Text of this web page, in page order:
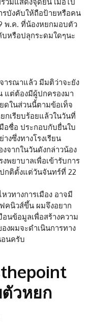
รบังคับให้ถือป้ายหรือคน
พ.ค. ที่น้องหยกมอบตัว
หรือปลุกระดมใดๆนะ
จารณาแล้ว มีมติว่าจะยัง
แต่ต้องมีผู้ปกครองมา
ดในส่วนนี้ตามข้อเท็จ
กเรียบร้อยแล้วในวันที่
อชื่อ ประกอบกับยื่นใบ
งซึ่งทางโรงเรียน
จากในวันดังกล่าวน้อง
พยาบาลเพื่อเข้ารับการ
กติตั้งแต่วันจันทร์ที่ 22
วทางการเมือง อาจมี
คนิวส์ขึ้น ผมจึงอยาก
นข้อมูลเพื่อสร้างความ
งผมจะดำเนินการทาง
นครับ
ตัวหยก